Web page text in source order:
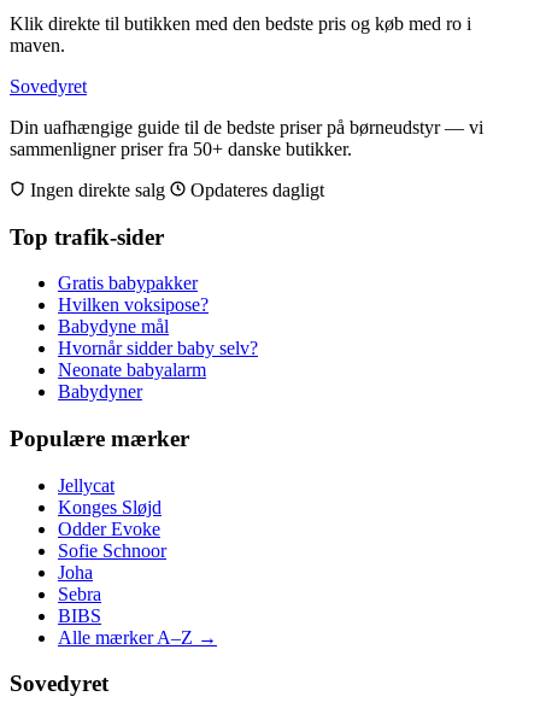
Klik direkte til butikken med den bedste pris og køb med ro i
maven.
Sovedyret
Din uafhængige guide til de bedste priser på børneudstyr — vi
sammenligner priser fra 50+ danske butikker.
Ingen direkte salg
Opdateres dagligt
Top trafik-sider
Gratis babypakker
Hvilken voksipose?
Babydyne mål
Hvornår sidder baby selv?
Neonate babyalarm
Babydyner
Populære mærker
Jellycat
Konges Sløjd
Odder Evoke
Sofie Schnoor
Joha
Sebra
BIBS
Alle mærker A–Z →
Sovedyret